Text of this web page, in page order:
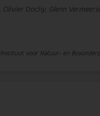
Dochy, Glenn
voor Natuur- en